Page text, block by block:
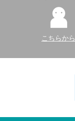
こちらから